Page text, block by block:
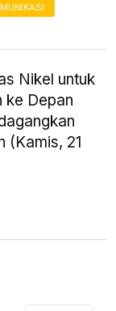
Nikel untuk
ke Depan
(Kamis, 21